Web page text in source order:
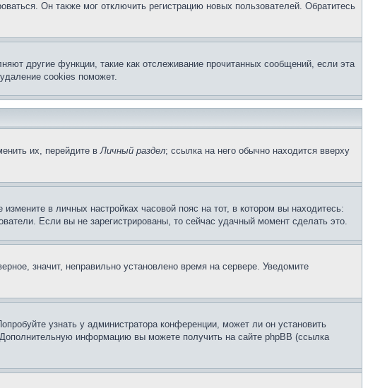
Он также мог отключить регистрацию новых пользователей. Обратитесь
другие функции, такие как отслеживание прочитанных сообщений, если эта
cookies поможет.
их, перейдите вЛичный раздел; ссылка на него обычно находится вверху
в личных настройках часовой пояс на тот, в котором вы находитесь:
Если вы не зарегистрированы, то сейчас удачный момент сделать это.
значит, неправильно установлено время на сервере. Уведомите
узнать у администратора конференции, может ли он установить
информацию вы можете получить на сайте phpBB (ссылка